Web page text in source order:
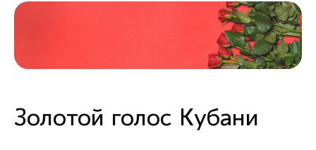
Золотой голос Кубани